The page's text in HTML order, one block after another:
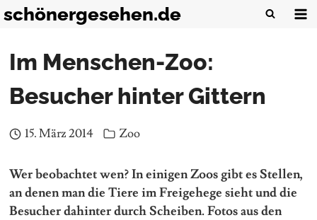
Zum
schönergesehen.de
Im Menschen-Zoo:
Besucher hinter Gittern
15. März 2014 Zoo
Wer beobachtet wen? In einigen Zoos gibt es Stellen,
an denen man die Tiere im Freigehege sieht und die
Besucher dahinter durch Scheiben. Fotos aus den